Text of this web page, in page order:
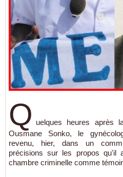
Q uelques heures après
Ousmane Sonko, le
revenu, hier, dans un
précisions sur les propos
chambre criminelle comme